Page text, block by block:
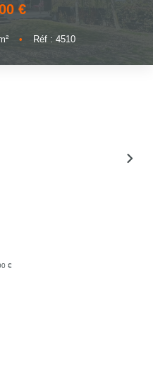
€
• Réf : 4510
€